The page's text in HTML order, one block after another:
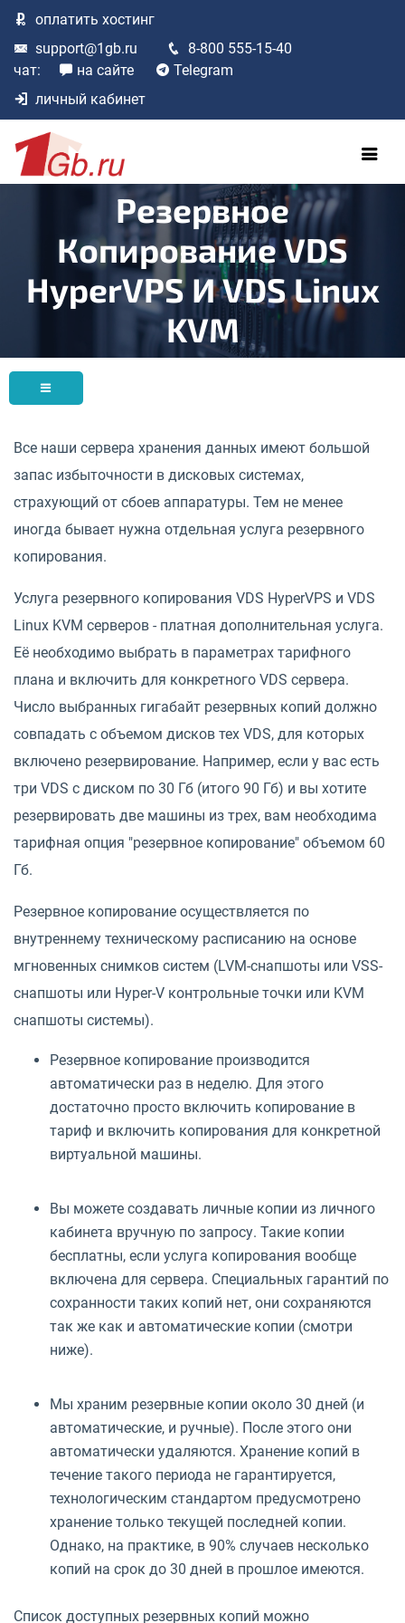
оплатить хостинг
support@1gb.ru
8-800 555-15-40
чат:
на сайте
Telegram
личный кабинет
Резервное
Копирование VDS
HyperVPS И VDS Linux
KVM
Все наши сервера хранения данных имеют большой
запас избыточности в дисковых системах,
страхующий от сбоев аппаратуры. Тем не менее
иногда бывает нужна отдельная услуга резервного
копирования.
Услуга резервного копирования VDS HyperVPS и VDS
Linux KVM серверов - платная дополнительная услуга.
Её необходимо выбрать в параметрах тарифного
плана и включить для конкретного VDS сервера.
Число выбранных гигабайт резервных копий должно
совпадать с объемом дисков тех VDS, для которых
включено резервирование. Например, если у вас есть
три VDS с диском по 30 Гб (итого 90 Гб) и вы хотите
резервировать две машины из трех, вам необходима
тарифная опция "резервное копирование" объемом 60
Гб.
Резервное копирование осуществляется по
внутреннему техническому расписанию на основе
мгновенных снимков систем (LVM-снапшоты или VSS-
снапшоты или Hyper-V контрольные точки или KVM
снапшоты системы).
Резервное копирование производится
автоматически раз в неделю. Для этого
достаточно просто включить копирование в
тариф и включить копирования для конкретной
виртуальной машины.
Вы можете создавать личные копии из личного
кабинета вручную по запросу. Такие копии
бесплатны, если услуга копирования вообще
включена для сервера. Специальных гарантий по
сохранности таких копий нет, они сохраняются
так же как и автоматические копии (смотри
ниже).
Мы храним резервные копии около 30 дней (и
автоматические, и ручные). После этого они
автоматически удаляются. Хранение копий в
течение такого периода не гарантируется,
технологическим стандартом предусмотрено
хранение только текущей последней копии.
Однако, на практике, в 90% случаев несколько
копий на срок до 30 дней в прошлое имеются.
Список доступных резервных копий можно